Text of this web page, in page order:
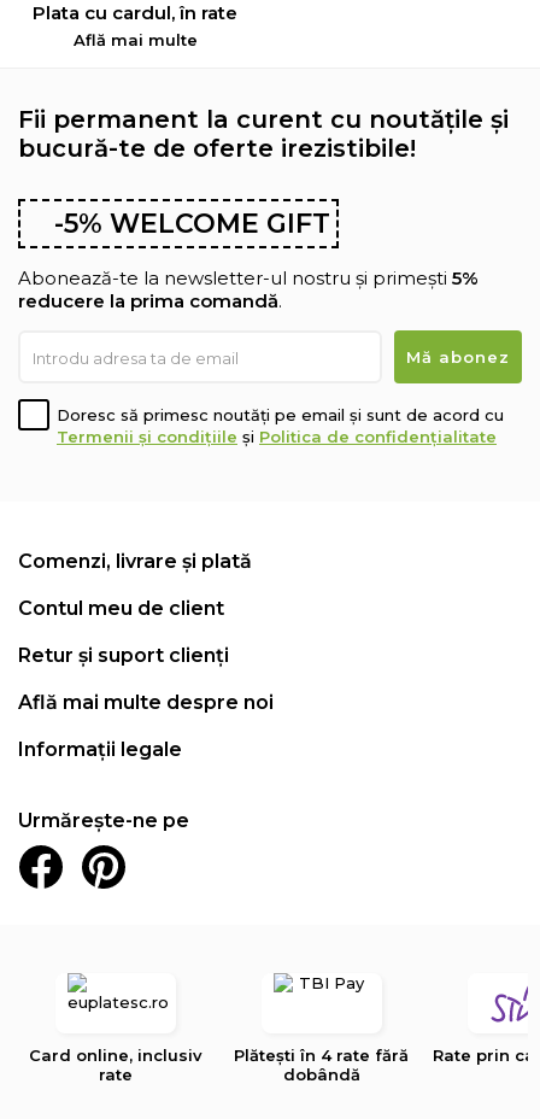
Plata cu cardul, în rate
Află mai multe
Fii permanent la curent cu noutățile și
bucură-te de oferte irezistibile!
-5% WELCOME GIFT
Abonează-te la newsletter-ul nostru și primești 5%
reducere la prima comandă.
Doresc să primesc noutăți pe email și sunt de acord cu
Termenii și condițiile și Politica de confidențialitate
Comenzi, livrare și plată
Contul meu de client
Retur și suport clienți
Află mai multe despre noi
Informații legale
Urmărește-ne pe
Card online, inclusiv
rate
Plătești în 4 rate fără
dobândă
Rate prin